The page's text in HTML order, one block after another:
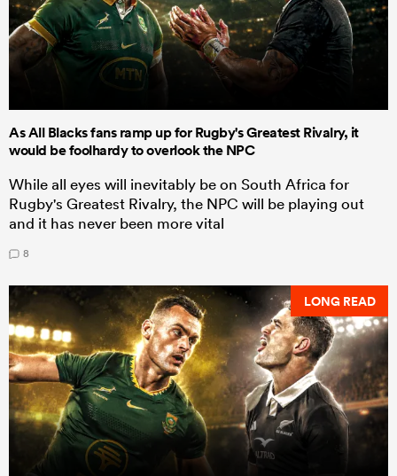
As All Blacks fans ramp up for Rugby's Greatest Rivalry, it
would be foolhardy to overlook the NPC
While all eyes will inevitably be on South Africa for
Rugby's Greatest Rivalry, the NPC will be playing out
and it has never been more vital
8
LONG READ